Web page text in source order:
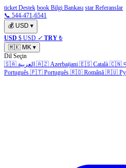
ticket Destek book Bilgi Bankası star Referanslar
📞 544-471-6541
💰 USD ▾
USD $ USD ✓ TRY ₺
🇲🇰 MK ▾
Dil Seçin
🇸🇦 العربية 🇦🇿 Azerbaijani 🇪🇸 Català 🇨🇳
Português 🇵🇹 Português 🇷🇴 Română 🇷🇺